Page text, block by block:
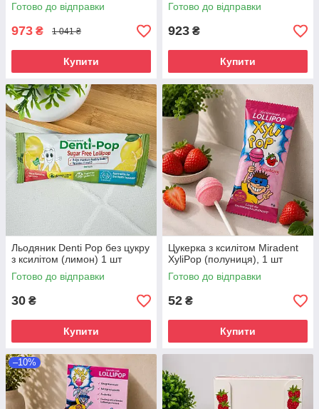
Готово до відправки
973 ₴ 1 041 ₴
Купити
Готово до відправки
923 ₴
Купити
Льодяник Denti Pop без цукру
з ксилітом (лимон) 1 шт
Готово до відправки
30 ₴
Купити
Цукерка з ксилітом Miradent
XyliPop (полуниця), 1 шт
Готово до відправки
52 ₴
Купити
–10%